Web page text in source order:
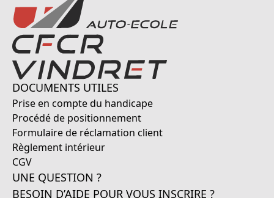
DOCUMENTS UTILES
Prise en compte du handicape
Procédé de positionnement
Formulaire de réclamation client
Règlement intérieur
CGV
UNE QUESTION ?
BESOIN D’AIDE POUR VOUS INSCRIRE ?